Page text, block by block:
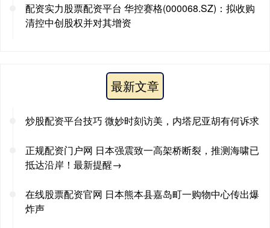
配资实力股票配资平台 华控赛格(000068.SZ)：拟收购
清控中创股权并对其增资
最新文章
炒股配资平台技巧 微妙时刻访美，内塔尼亚胡有何诉求
正规配资门户网 日本强震致一高架桥断裂，推测海啸已
抵达沿岸！最新提醒→
在线股票配资官网 日本熊本县嘉岛町一购物中心传出爆
炸声